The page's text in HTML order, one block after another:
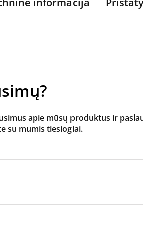
apie mūsų produktus ir
su mumis tiesiogiai.
Jie laikosi konkrečių prekės